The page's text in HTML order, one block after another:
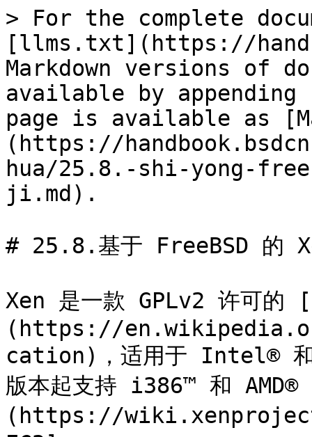
> For the complete
[llms.txt](https://
Markdown versions of
available by
page is available as
(https://
hua/25.8.-shi-yong-
ji.md).
# 25.8.基于 FreeBSD 的
Xen 是一款 GPLv2 许可的
(https://
cation)，适用于 Intel® 和
版本起支持 i386™ 和
(https://